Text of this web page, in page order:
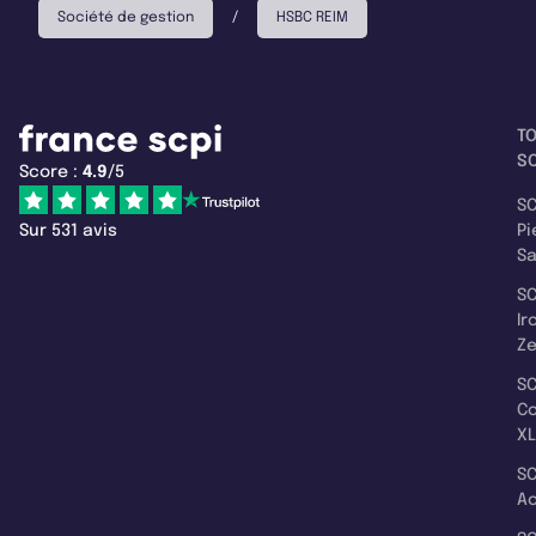
Société de gestion / HSBC REIM
Score : 4.9/5
Sur 531 avis
XL